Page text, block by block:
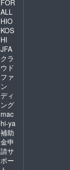
FOR
ALL
HIO
KOS
HI
JFA
クラ
ウド
ファ
ン
ディ
ング
mac
hi-ya
補助
金申
請サ
ポー